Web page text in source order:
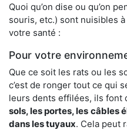
Quoi qu’on dise ou qu’on
souris, etc.) sont nuisibles
votre santé :
Pour votre
Que ce soit les rats ou les
c’est de ronger tout ce qui
leurs dents effilées, ils font
sols, les portes, les câbles
dans les tuyaux. Cela peut